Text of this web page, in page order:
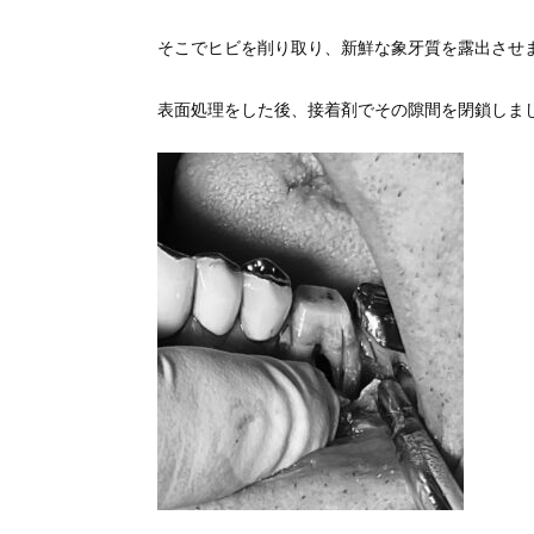
そこでヒビを削り取り、新鮮な象牙質を露出させ
表面処理をした後、接着剤でその隙間を閉鎖しま